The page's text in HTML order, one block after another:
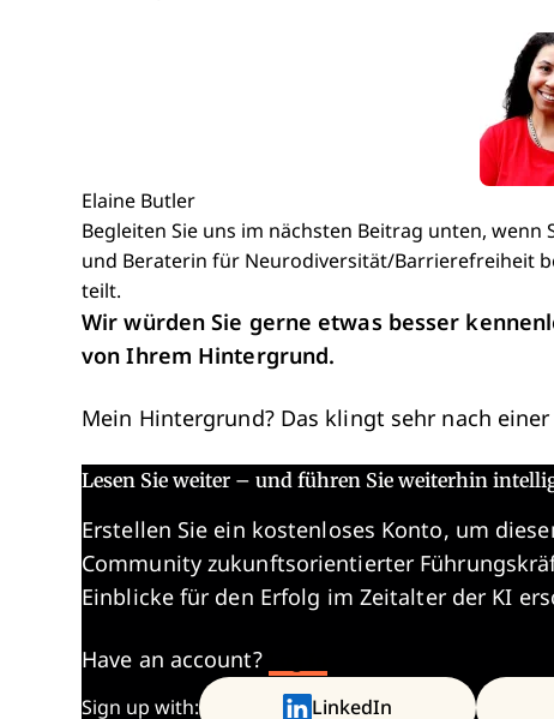
Elaine Butler
Begleiten Sie uns im nächsten Beitrag unten,
und Beraterin für Neurodiversität/Barrierefreiheit
teilt.
Wir würden Sie gerne etwas besser
von Ihrem Hintergrund.
Mein Hintergrund? Das klingt sehr nach
Lesen Sie weiter – und führen Sie weiterhin
Erstellen Sie ein kostenloses Konto, um
Community zukunftsorientierter
Einblicke für den Erfolg im Zeitalter der KI
Have an account?
Sign up with: LinkedIn